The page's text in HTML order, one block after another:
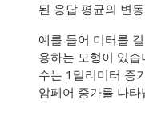
된 응답 평균의 변
예를 들어 미터를
용하는 모형이 있
수는 1밀리미터 증
암페어 증가를 나타